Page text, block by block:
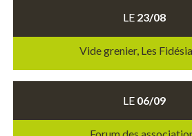
LE 23/08
Vide grenier, Les
LE 06/09
Forum des